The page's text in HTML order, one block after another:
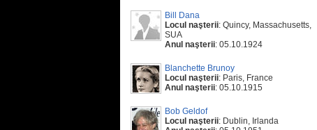
Bill Dana
Locul naşterii: Quincy, Massachusetts,
SUA
Anul naşterii: 05.10.1924
Blanchette Brunoy
Locul naşterii: Paris, France
Anul naşterii: 05.10.1915
Bob Geldof
Locul naşterii: Dublin, Irlanda